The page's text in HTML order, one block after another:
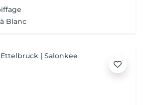
Blanc